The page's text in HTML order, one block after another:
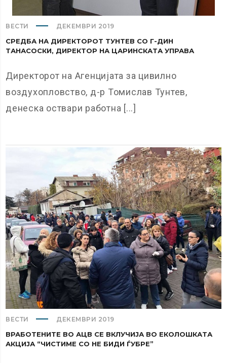
ВЕСТИ ДЕКЕМВРИ 2019
СРЕДБА НА ДИРЕКТОРОТ ТУНТЕВ СО Г-ДИН
ТАНАСОСКИ, ДИРЕКТОР НА ЦАРИНСКАТА УПРАВА
Директорот на Агенцијата за цивилно
воздухопловство, д-р Томислав Тунтев,
денеска оствари работна [...]
ВЕСТИ ДЕКЕМВРИ 2019
ВРАБОТЕНИТЕ ВО АЦВ СЕ ВКЛУЧИЈА ВО ЕКОЛОШКАТА
АКЦИЈА “ЧИСТИМЕ СО НЕ БИДИ ЃУБРЕ”